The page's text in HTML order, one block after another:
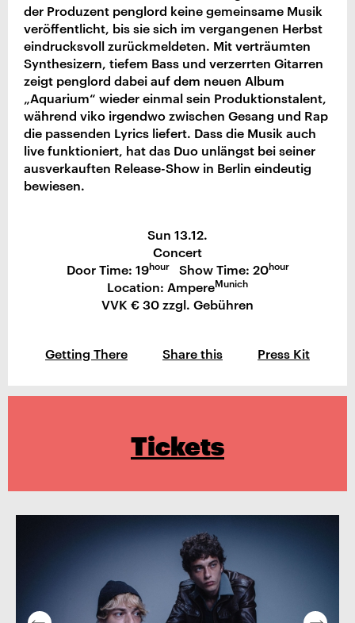
der Produzent penglord keine gemeinsame Musik
veröffentlicht, bis sie sich im vergangenen Herbst
eindrucksvoll zurückmeldeten. Mit verträumten
Synthesizern, tiefem Bass und verzerrten Gitarren
zeigt penglord dabei auf dem neuen Album
„Aquarium“ wieder einmal sein Produktionstalent,
während viko irgendwo zwischen Gesang und Rap
die passenden Lyrics liefert. Dass die Musik auch
live funktioniert, hat das Duo unlängst bei seiner
ausverkauften Release-Show in Berlin eindeutig
bewiesen.
Sun 13.12.
Concert
Door Time: 19hourShow Time: 20hour
Location: AmpereMunich
VVK € 30 zzgl. Gebühren
Getting There Share this Press Kit
Tickets